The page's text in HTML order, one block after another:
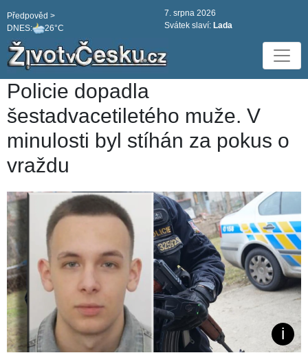
DNES: 26°C
Předpověd >
7. srpna 2026
Svátek slaví: Lada
Policie dopadla
šestadvacetiletého muže. V
minulosti byl stíhán za pokus o
vraždu